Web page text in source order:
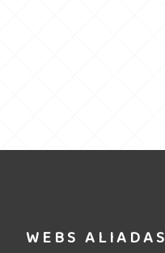
WEBS ALIADAS